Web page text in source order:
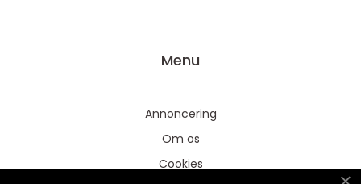
Menu
Annoncering
Om os
Cookies